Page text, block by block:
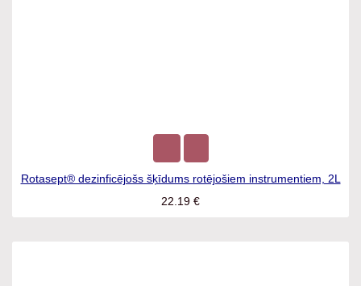
Rotasept® dezinficējošs šķīdums rotējošiem instrumentiem,
2L
22.19€